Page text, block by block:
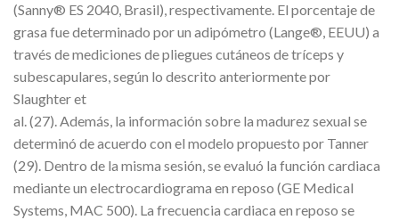
(Sanny® ES 2040, Brasil), respectivamente. El porcentaje de
grasa fue determinado por un adipómetro (Lange®, EEUU) a
través de mediciones de pliegues cutáneos de tríceps y
subescapulares, según lo descrito anteriormente por
Slaughter et
al. (27). Además, la información sobre la madurez sexual se
determinó de acuerdo con el modelo propuesto por Tanner
(29). Dentro de la misma sesión, se evaluó la función cardiaca
mediante un electrocardiograma en reposo (GE Medical
Systems, MAC 500). La frecuencia cardiaca en reposo se